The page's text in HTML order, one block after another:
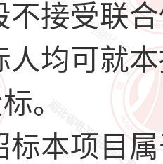
不接受联
人均可就
。
标本项目